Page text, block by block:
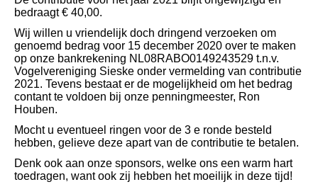
bedraagt € 40,00.
Wij willen u vriendelijk doch dringend verzoeken om
genoemd bedrag voor 15 december 2020 over te maken
op onze bankrekening NL08RABO0149243529 t.n.v.
Vogelvereniging Sieske onder vermelding van contributie
2021. Tevens bestaat er de mogelijkheid om het bedrag
contant te voldoen bij onze penningmeester, Ron
Houben.
Mocht u eventueel ringen voor de 3 e ronde besteld
hebben, gelieve deze apart van de contributie te betalen.
Denk ook aan onze sponsors, welke ons een warm hart
toedragen, want ook zij hebben het moeilijk in deze tijd!